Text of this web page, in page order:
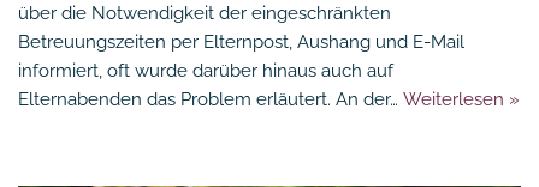
über die Notwendigkeit der eingeschränkten
Betreuungszeiten per Elternpost, Aushang und E-Mail
informiert, oft wurde darüber hinaus auch auf
Elternabenden das Problem erläutert. An der… Weiterlesen »